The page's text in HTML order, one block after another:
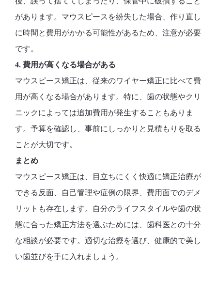
があります。マウスピースを紛失した場合、作り直し
に時間と費用がかかる可能性があるため、注意が必要
です。
4. 費用が高くなる場合がある
マウスピース矯正は、従来のワイヤー矯正に比べて費
用が高くなる場合があります。特に、歯の状態やクリ
ニックによっては追加費用が発生することもありま
す。予算を確認し、事前にしっかりと見積もりを取る
ことが大切です。
まとめ
マウスピース矯正は、目立ちにくく快適に矯正治療が
できる反面、自己管理や症例の限界、費用面でのデメ
リットも存在します。自分のライフスタイルや歯の状
態に合った矯正方法を選ぶためには、歯科医との十分
な相談が必要です。適切な治療を選び、健康的で美し
い歯並びを手に入れましょう。